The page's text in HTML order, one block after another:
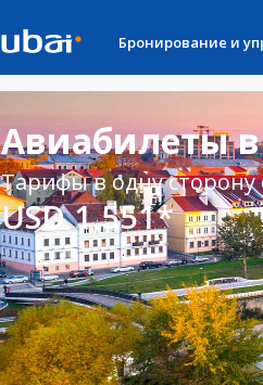
Бронирование и
Авиабилеты
Тарифы в одну сторону
USD 1,551*